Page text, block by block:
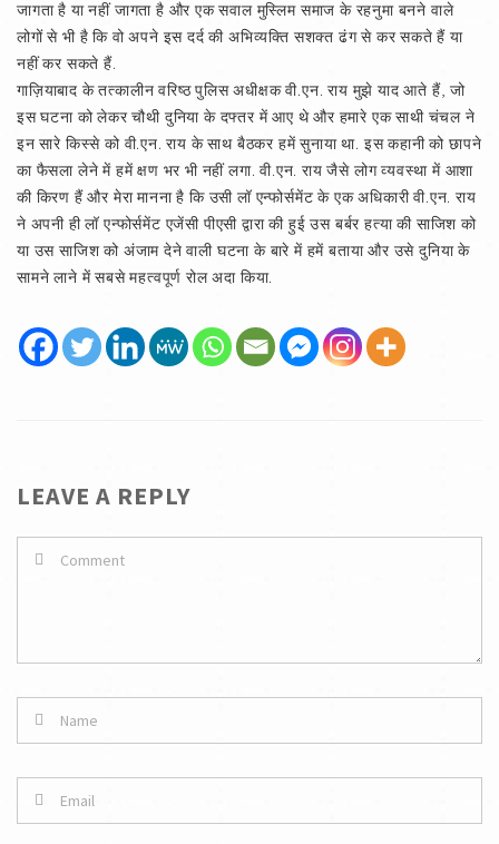
जागता है या नहीं जागता है और एक सवाल मुस्लिम समाज के रहनुमा बनने वाले
लोगों से भी है कि वो अपने इस दर्द की अभिव्यक्ति सशक्त ढंग से कर सकते हैं या
नहीं कर सकते हैं.
गाज़ियाबाद के तत्कालीन वरिष्ठ पुलिस अधीक्षक वी.एन. राय मुझे याद आते हैं, जो
इस घटना को लेकर चौथी दुनिया के दफ्तर में आए थे और हमारे एक साथी चंचल ने
इन सारे किस्से को वी.एन. राय के साथ बैठकर हमें सुनाया था. इस कहानी को छापने
का फैसला लेने में हमें क्षण भर भी नहीं लगा. वी.एन. राय जैसे लोग व्यवस्था में आशा
की किरण हैं और मेरा मानना है कि उसी लॉ एन्फोर्समेंट के एक अधिकारी वी.एन. राय
ने अपनी ही लॉ एन्फोर्समेंट एजेंसी पीएसी द्वारा की हुई उस बर्बर हत्या की साजिश को
या उस साजिश को अंजाम देने वाली घटना के बारे में हमें बताया और उसे दुनिया के
सामने लाने में सबसे महत्वपूर्ण रोल अदा किया.
LEAVE A REPLY